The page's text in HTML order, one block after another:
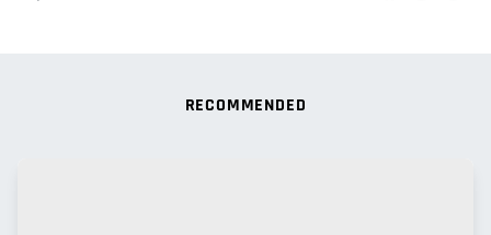
RECOMMENDED